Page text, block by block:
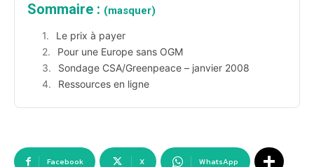
Sommaire : (masquer)
Le prix à payer
Pour une Europe sans OGM
Sondage CSA/Greenpeace – janvier 2008
Ressources en ligne
Facebook X WhatsApp